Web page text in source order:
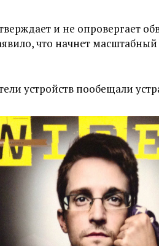
и не опровергает
что начнет
устройств пообещали